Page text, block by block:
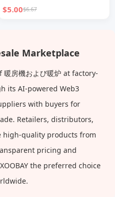
冬場暖房付きフードボウル、犬
$5.00$6.67
Marketplace
房機および暖炉 at factory-
its AI-powered Web3
with buyers for
Retailers, distributors,
high-quality products from
pricing and
the preferred choice